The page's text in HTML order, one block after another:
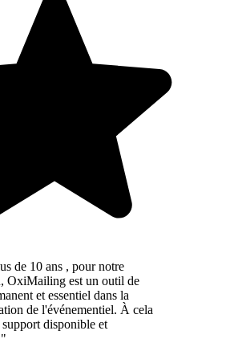
de 10 ans , pour notre
OxiMailing est un outil de
et essentiel dans la
de l'événementiel. À cela
disponible et